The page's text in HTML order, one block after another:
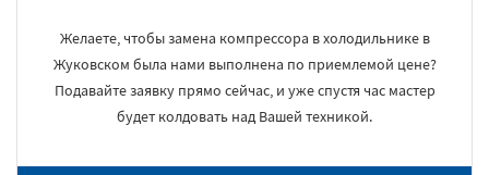
Желаете, чтобы замена компрессора в холодильнике в
Жуковском была нами выполнена по приемлемой цене?
Подавайте заявку прямо сейчас, и уже спустя час мастер
будет колдовать над Вашей техникой.